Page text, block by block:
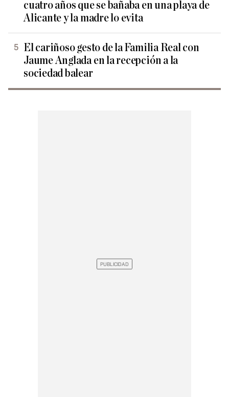
cuatro años que se bañaba en una playa de
Alicante y la madre lo evita
El cariñoso gesto de la Familia Real con
Jaume Anglada en la recepción a la
sociedad balear